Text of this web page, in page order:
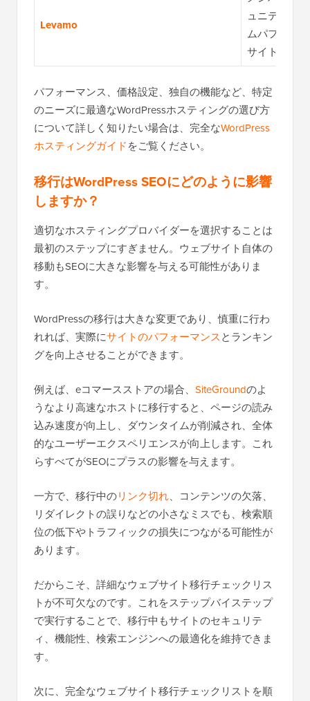
Levamo
ュニティ、
ムパフォー
サイトに最
パフォーマンス、価格設定、独自の機能など、特定
のニーズに最適なWordPressホスティングの選び方
について詳しく知りたい場合は、完全なWordPress
ホスティングガイドをご覧ください。
移行はWordPress SEOにどのように影響
しますか？
適切なホスティングプロバイダーを選択することは
最初のステップにすぎません。ウェブサイト自体の
移動もSEOに大きな影響を与える可能性がありま
す。
WordPressの移行は大きな変更であり、慎重に行わ
れれば、実際にサイトのパフォーマンスとランキン
グを向上させることができます。
例えば、eコマースストアの場合、 SiteGroundのよ
うなより高速なホストに移行すると、ページの読み
込み速度が向上し、ダウンタイムが削減され、全体
的なユーザーエクスペリエンスが向上します。これ
らすべてがSEOにプラスの影響を与えます。
一方で、移行中のリンク切れ、コンテンツの欠落、
リダイレクトの誤りなどの小さなミスでも、検索順
位の低下やトラフィックの損失につながる可能性が
あります。
だからこそ、詳細なウェブサイト移行チェックリス
トが不可欠なのです。これをステップバイステップ
で実行することで、移行中もサイトのセキュリテ
ィ、機能性、検索エンジンへの最適化を維持できま
す。
次に、完全なウェブサイト移行チェックリストを順